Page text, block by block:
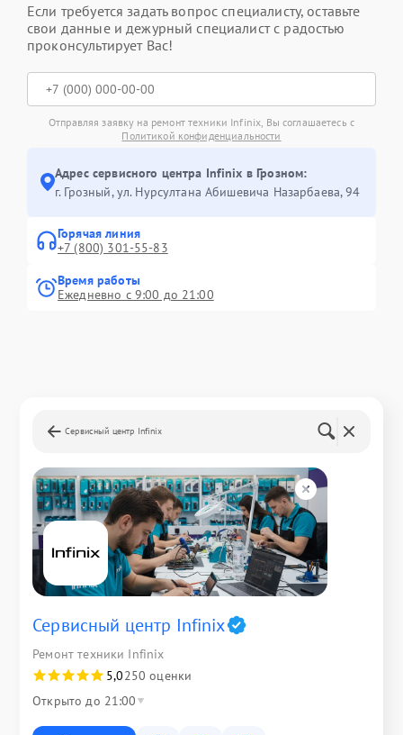
Если требуется задать вопрос специалисту, оставьте
свои данные и дежурный специалист с радостью
проконсультирует Вас!
Отправляя заявку на ремонт техники Infinix, Вы соглашаетесь с
Политикой конфиденциальности
Адрес сервисного центра Infinix в Грозном:
г. Грозный, ул. Нурсултана Абишевича Назарбаева, 94
Горячая линия
+7 (800) 301-55-83
Время работы
Ежедневно с 9:00 до 21:00
Сервисный центр Infinix
Сервисный центр Infinix
Ремонт техники Infinix
5,0250 оценки
Открыто до 21:00